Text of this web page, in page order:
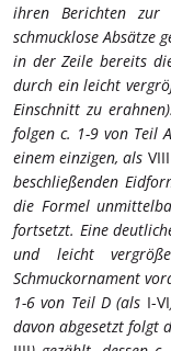
ihren Berichten zur
schmucklose Absätze
in der Zeile bereits
durch ein leicht
Einschnitt zu
folgen c. 1-9 von Teil
einem einzigen, als VIII
beschließenden
die Formel
fortsetzt. Eine
und leicht
Schmuckornament
1-6 von Teil D (als I-VI
davon abgesetzt folgt